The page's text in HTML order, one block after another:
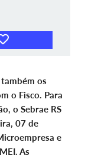
os
o Fisco. Para
o Sebrae RS
07 de
e
As